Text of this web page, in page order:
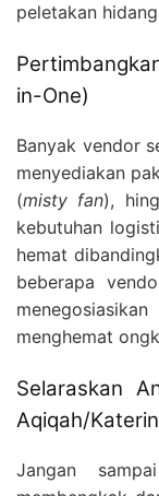
peletakan
in-One)
Banyak vendor
menyediakan
(misty fan),
kebutuhan
hemat
beberapa
menghemat
Selaraskan
Aqiqah/
Jangan